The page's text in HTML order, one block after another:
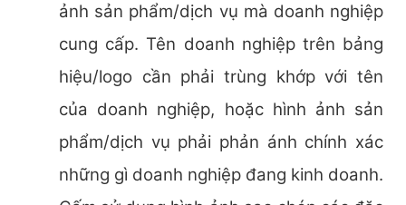
ảnh sản phẩm/dịch vụ mà doanh nghiệp
cung cấp. Tên doanh nghiệp trên bảng
hiệu/logo cần phải trùng khớp với tên
của doanh nghiệp, hoặc hình ảnh sản
phẩm/dịch vụ phải phản ánh chính xác
những gì doanh nghiệp đang kinh doanh.